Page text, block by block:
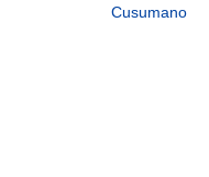
Cusumano